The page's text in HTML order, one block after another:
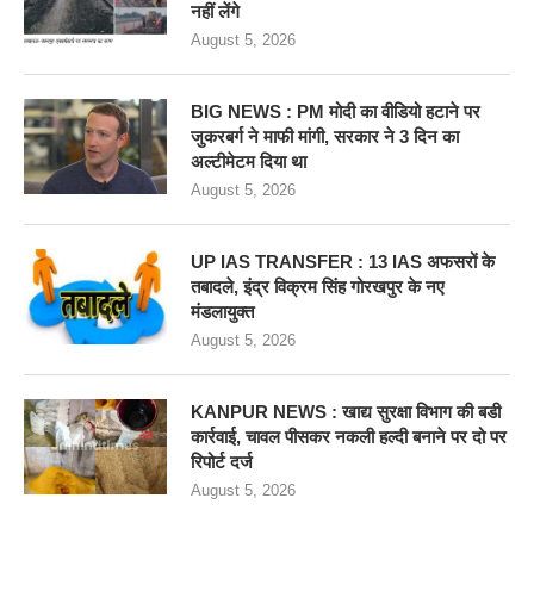
नहीं लेंगे
August 5, 2026
BIG NEWS : PM मोदी का वीडियो हटाने पर
जुकरबर्ग ने माफी मांगी, सरकार ने 3 दिन का
अल्टीमेटम दिया था
August 5, 2026
UP IAS TRANSFER : 13 IAS अफसरों के
तबादले, इंद्र विक्रम सिंह गोरखपुर के नए
मंडलायुक्त
August 5, 2026
KANPUR NEWS : खाद्य सुरक्षा विभाग की बडी
कार्रवाई, चावल पीसकर नकली हल्दी बनाने पर दो पर
रिपोर्ट दर्ज
August 5, 2026